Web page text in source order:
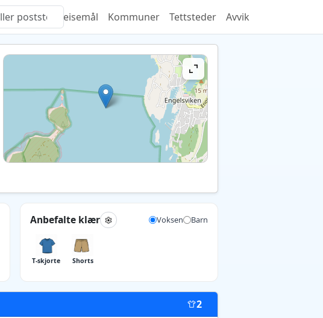
Quiz Reisemål Kommuner Tettsteder Avvik
Anbefalte klær Voksen Barn
T-skjorte Shorts
2